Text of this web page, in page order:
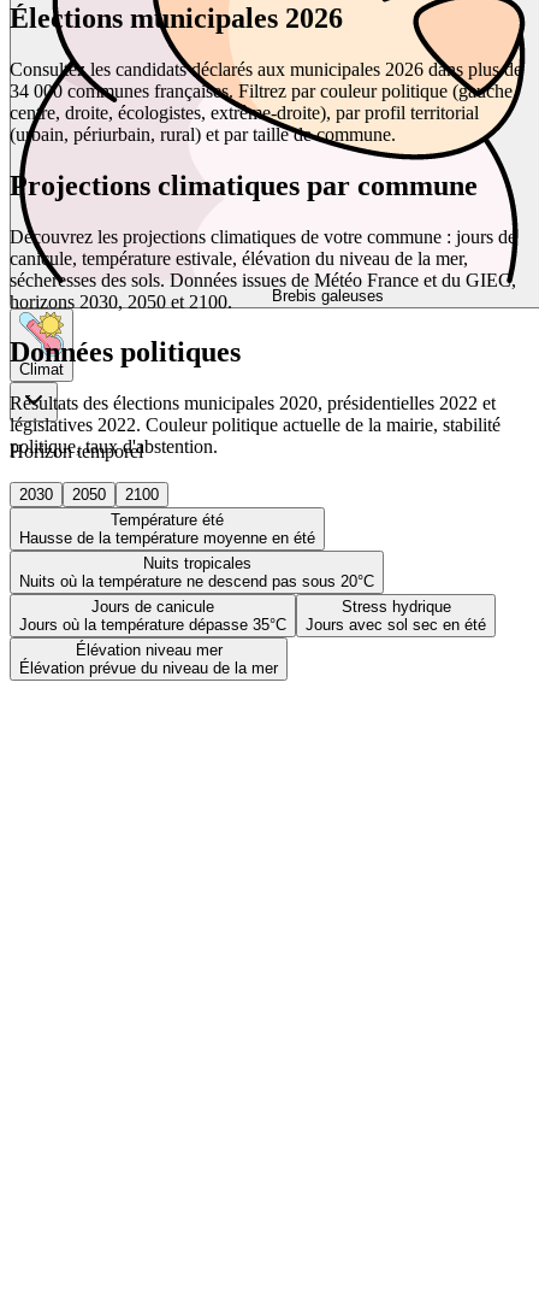
Brebis galeuses
Climat
Horizon temporel
2030 2050
2100
Température été
Hausse de la température moyenne en été
Nuits tropicales
Nuits où la température ne descend pas sous 20°C
Jours de canicule
Jours où la température dépasse 35°C
Stress hydrique
Jours avec sol sec en été
Élévation niveau mer
Élévation prévue du niveau de la mer
Élections municipales 2026
Consultez les candidats déclarés aux municipales 2026 dans plus de
34 000 communes françaises. Filtrez par couleur politique (gauche,
centre, droite, écologistes, extrême-droite), par profil territorial
(urbain, périurbain, rural) et par taille de commune.
Projections climatiques par commune
Découvrez les projections climatiques de votre commune : jours de
canicule, température estivale, élévation du niveau de la mer,
sécheresses des sols. Données issues de Météo France et du GIEC,
horizons 2030, 2050 et 2100.
Données politiques
Résultats des élections municipales 2020, présidentielles 2022 et
législatives 2022. Couleur politique actuelle de la mairie, stabilité
politique, taux d'abstention.